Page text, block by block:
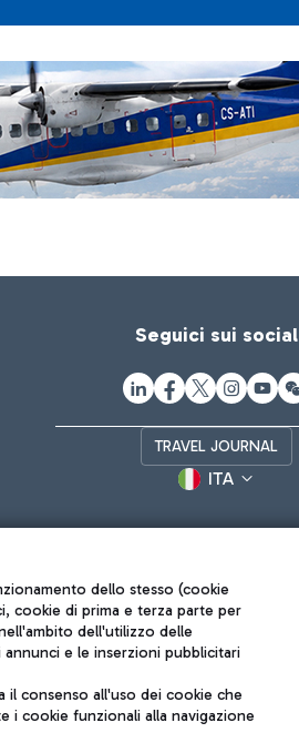
Seguici sui social
TRAVEL JOURNAL
ITA
Roma FCO
L'aeroporto stellato
dello stesso (cookie
cookie di prima e terza parte per
dell'utilizzo delle
e le inserzioni pubblicitari
il consenso all'uso dei cookie che
i cookie funzionali alla navigazione